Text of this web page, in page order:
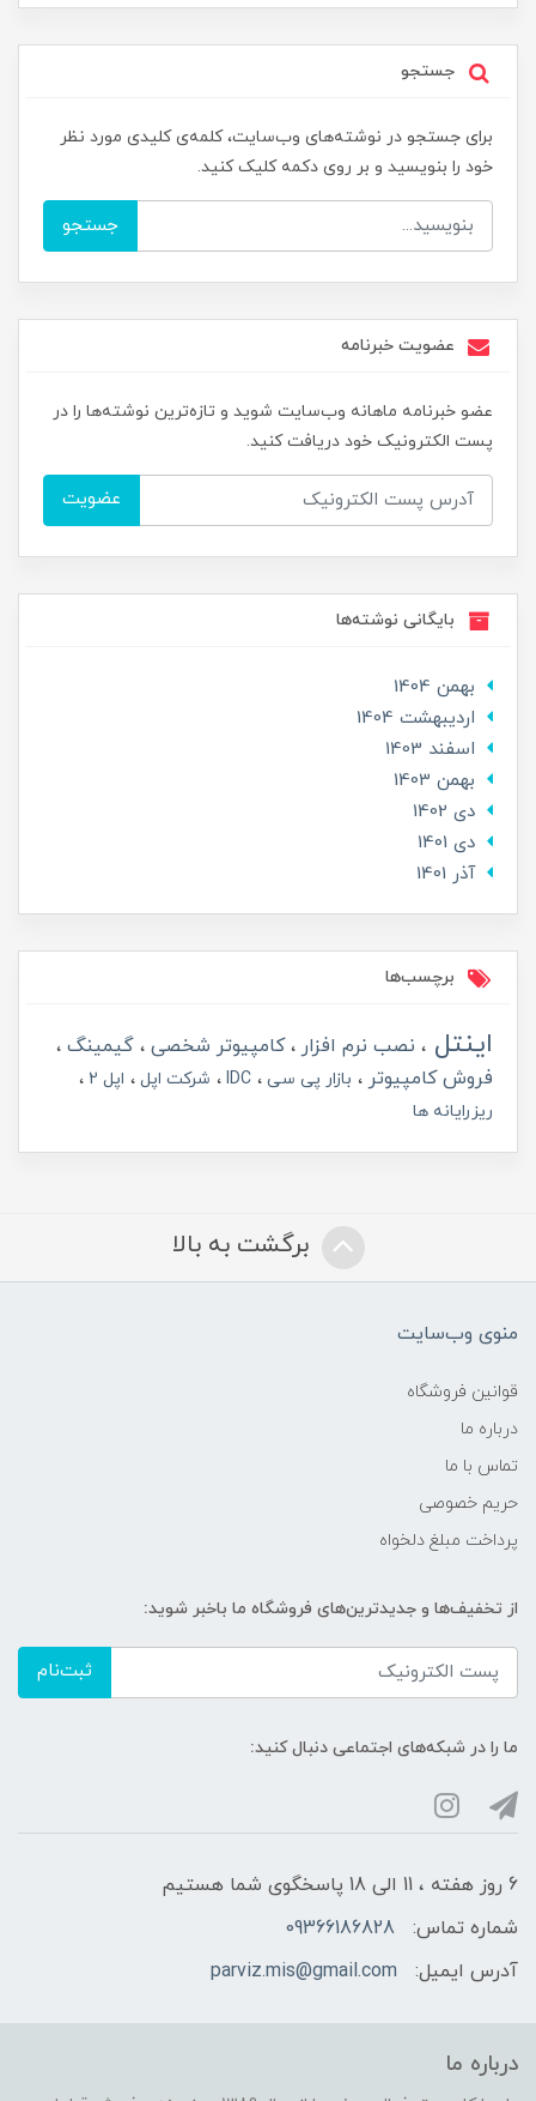
جستجو
برای جستجو در نوشته‌های وب‌سایت، کلمه‌ی کلیدی مورد نظر
خود را بنویسید و بر روی دکمه کلیک کنید.
جستجو
عضویت خبرنامه
عضو خبرنامه ماهانه وب‌سایت شوید و تازه‌ترین نوشته‌ها را در
پست الکترونیک خود دریافت کنید.
عضویت
بایگانی نوشته‌ها
بهمن 1404
ارديبهشت 1404
اسفند 1403
بهمن 1403
دی 1402
دی 1401
آذر 1401
برچسب‌ها
اینتل نصب نرم افزار کامپیوتر شخصی
گیمینگ
فروش کامپیوتر
بازار پی سی IDC شرکت اپل
اپل 2
ریزرایانه ها
برگشت به بالا
منوی وب‌سایت
قوانین فروشگاه
درباره ما
تماس با ما
حریم خصوصی
پرداخت مبلغ دلخواه
از تخفیف‌ها و جدیدترین‌های فروشگاه ما باخبر شوید:
ثبت‌نام
ما را در شبکه‌های اجتماعی دنبال کنید:
6 روز هفته ، 11 الی 18 پاسخگوی شما هستیم
شماره تماس:
09366186828
آدرس ایمیل:
parviz.mis@gmail.com
درباره ما